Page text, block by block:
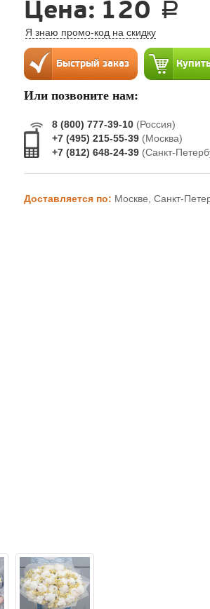
Цена: 120 a
Я знаю промо-код на скидку
Или позвоните нам:
8 (800) 777-39-10 (Россия)
+7 (495) 215-55-39 (Москва)
+7 (812) 648-24-39 (Санкт-
Доставляется по: Москве, Санкт-